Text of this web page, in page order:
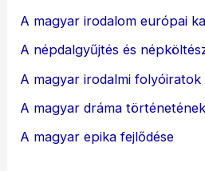
A magyar irodalom európai
A népdalgyűjtés és
A magyar irodalmi folyóiratok
A magyar dráma
A magyar epika fejlődése